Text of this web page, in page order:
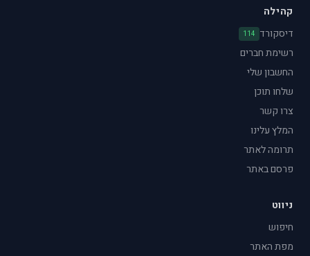
קהילה
דיסקורד 114
רשימת חברים
החשבון שלי
שלחו תוכן
צרו קשר
המלץ עלינו
תרומה לאתר
פרסם באתר
ניווט
חיפוש
מפת האתר